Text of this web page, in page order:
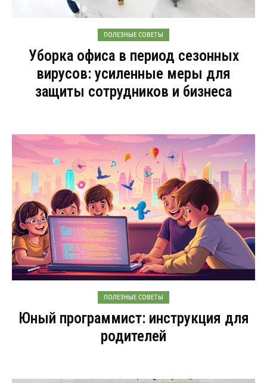
ПОЛЕЗНЫЕ СОВЕТЫ
Уборка офиса в период сезонных
вирусов: усиленные меры для
защиты сотрудников и бизнеса
ПОЛЕЗНЫЕ СОВЕТЫ
Юный программист: инструкция для
родителей